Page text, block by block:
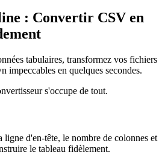
: Convertir CSV en
tabulaires, transformez vos fichiers
impeccables en quelques secondes.
s'occupe de tout.
ligne d'en-tête, le nombre de colonnes et
le tableau fidèlement.